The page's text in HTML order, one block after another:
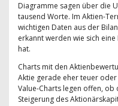
Diagramme sagen über die
tausend Worte. Im Aktien-
wichtigen Daten aus der
erkannt werden wie sich
hat.
Charts mit den
Aktie gerade eher teuer
Value-Charts legen offen,
Steigerung des